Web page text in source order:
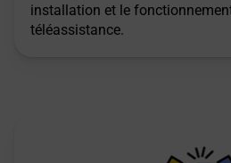
installation et le
téléassistance.